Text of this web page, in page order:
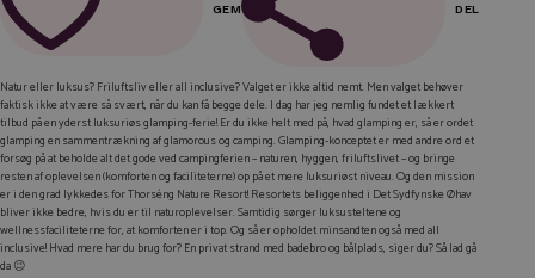
GEM DEL
LINKEDIN
TWITTER
E-MAIL
KOPIER LINK
Natur eller luksus? Friluftsliv eller all inclusive? Valget er ikke altid nemt. Men valget behøver
faktisk ikke at være så svært, når du kan få begge dele. I dag har jeg nemlig fundet et lækkert
tilbud på en yderst luksuriøs glamping-ferie! Er du ikke helt med på, hvadglampinger, så er ordet
glamping en sammentrækning afglamorousogcamping. Glamping-konceptet er med andre ord et
forsøg på at beholde alt det gode ved campingferien – naturen, hyggen, friluftslivet – og bringe
resten af oplevelsen (komforten og faciliteterne) op på et mere luksuriøst niveau. Og den mission
er i den grad lykkedes for Thorséng Nature Resort! Resortets beliggenhed i Det Sydfynske Øhav
bliver ikke bedre, hvis du er til naturoplevelser. Samtidig sørger luksusteltene og
wellnessfaciliteterne for, at komforten er i top. Og så er opholdet minsandten også medall
inclusive! Hvad mere har du brug for? En privat strand med badebro og bålplads, siger du? Så lad gå
da 😉